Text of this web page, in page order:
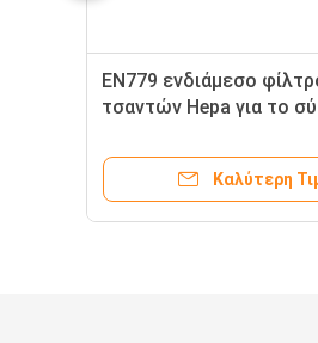
EN779 ενδιάμεσο
τσαντών Hepa για το
Καλύτερη